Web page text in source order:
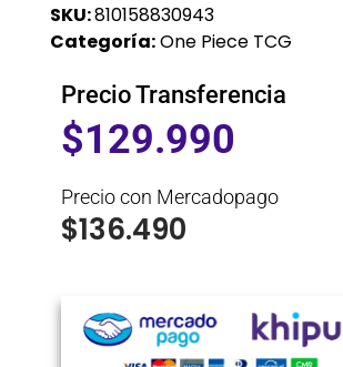
SKU:810158830943
Categoría:One Piece TCG
Precio Transferencia
$129.990
Precio con Mercadopago
$136.490